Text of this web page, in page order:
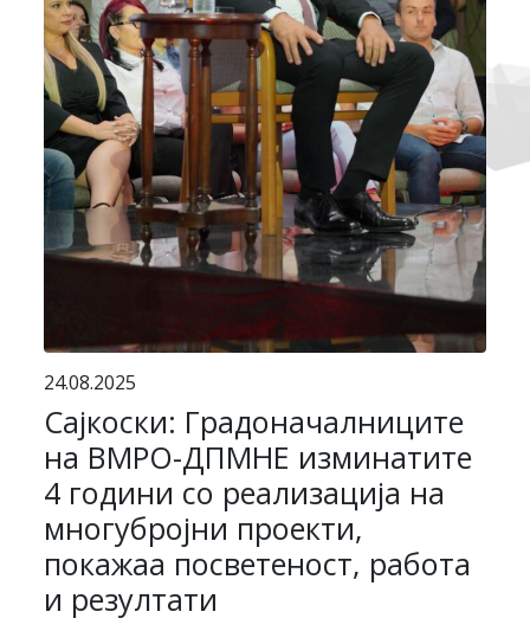
24.08.2025
Сајкоски: Градоначалниците
на ВМРО-ДПМНЕ изминатите
4 години со реализација на
многубројни проекти,
покажаа посветеност, работа
и резултати